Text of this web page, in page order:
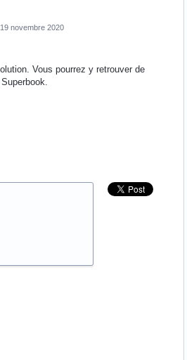
19 novembre 2020
Vous pourrez y retrouver de